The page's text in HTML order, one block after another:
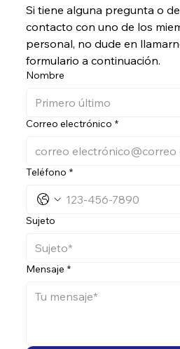
Si tiene alguna pregunta o
contacto con uno de los
personal, no dude en
formulario a continuación.
Nombre
Correo electrónico *
Teléfono *
Sujeto
Mensaje *